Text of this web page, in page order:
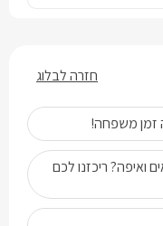
זמן משפחה!
ואיפה? ריכזנו לכם
חזרה לבלוג